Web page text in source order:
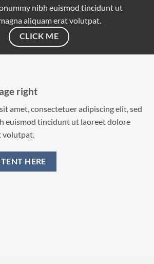
nibh euismod tincidunt ut
aliquam erat volutpat.
CLICK ME
right
amet, consectetuer adipiscing elit, sed
euismod tincidunt ut laoreet dolore
volutpat.
HERE